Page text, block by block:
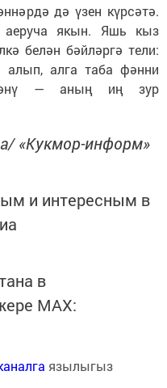
дә үзен күрсәтә.
якын. Яшь кыз
белән бәйләргә тели:
алга таба фәнни
— аның иң зур
«Кукмор-информ»
и интересным в
в
MАХ:
язылыгыз